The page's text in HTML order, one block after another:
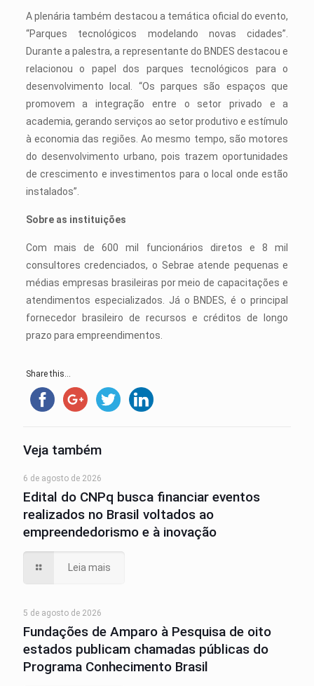
A plenária também destacou a temática oficial do evento,
“Parques tecnológicos modelando novas cidades”.
Durante a palestra, a representante do BNDES destacou e
relacionou o papel dos parques tecnológicos para o
desenvolvimento local. “Os parques são espaços que
promovem a integração entre o setor privado e a
academia, gerando serviços ao setor produtivo e estímulo
à economia das regiões. Ao mesmo tempo, são motores
do desenvolvimento urbano, pois trazem oportunidades
de crescimento e investimentos para o local onde estão
instalados”.
Sobre as instituições
Com mais de 600 mil funcionários diretos e 8 mil
consultores credenciados, o Sebrae atende pequenas e
médias empresas brasileiras por meio de capacitações e
atendimentos especializados. Já o BNDES, é o principal
fornecedor brasileiro de recursos e créditos de longo
prazo para empreendimentos.
Share this...
Veja também
6 de agosto de 2026
Edital do CNPq busca financiar eventos
realizados no Brasil voltados ao
empreendedorismo e à inovação
Leia mais
5 de agosto de 2026
Fundações de Amparo à Pesquisa de oito
estados publicam chamadas públicas do
Programa Conhecimento Brasil